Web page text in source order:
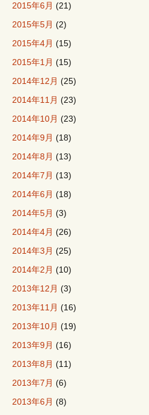
2015年6月 (21)
2015年5月 (2)
2015年4月 (15)
2015年1月 (15)
2014年12月 (25)
2014年11月 (23)
2014年10月 (23)
2014年9月 (18)
2014年8月 (13)
2014年7月 (13)
2014年6月 (18)
2014年5月 (3)
2014年4月 (26)
2014年3月 (25)
2014年2月 (10)
2013年12月 (3)
2013年11月 (16)
2013年10月 (19)
2013年9月 (16)
2013年8月 (11)
2013年7月 (6)
2013年6月 (8)